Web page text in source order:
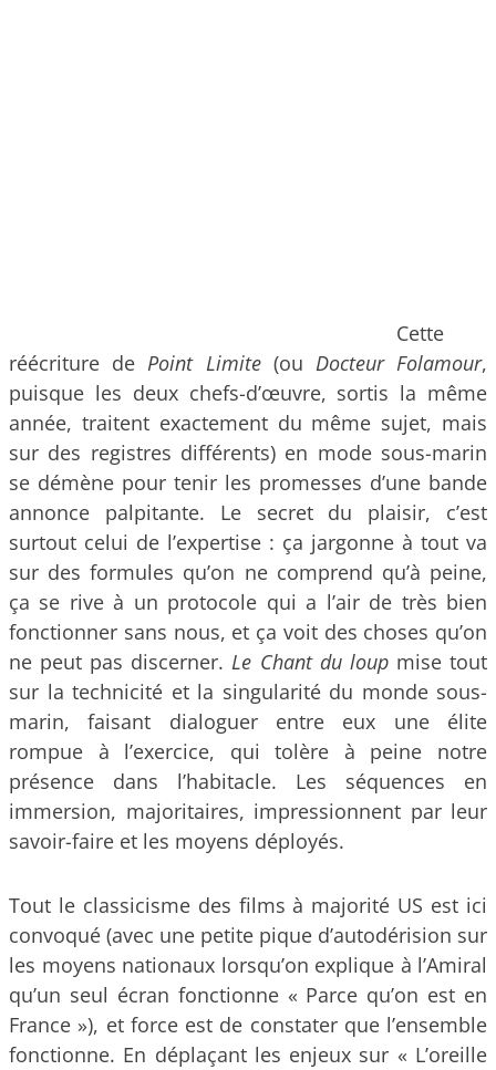
Cette
réécriture dePoint Limite(ou Docteur Folamour,
puisque les deux chefs-d’œuvre, sortis la même
année, traitent exactement du même sujet, mais
sur des registres différents) en mode sous-marin
se démène pour tenir les promesses d’une bande
annonce palpitante. Le secret du plaisir, c’est
surtout celui de l’expertise : ça jargonne à tout va
sur des formules qu’on ne comprend qu’à peine,
ça se rive à un protocole qui a l’air de très bien
fonctionner sans nous, et ça voit des choses qu’on
ne peut pas discerner.Le Chant du loupmise tout
sur la technicité et la singularité du monde sous-
marin, faisant dialoguer entre eux une élite
rompue à l’exercice, qui tolère à peine notre
présence dans l’habitacle. Les séquences en
immersion, majoritaires, impressionnent par leur
savoir-faire et les moyens déployés.
Tout le classicisme des films à majorité US est ici
convoqué (avec une petite pique d’autodérision sur
les moyens nationaux lorsqu’on explique à l’Amiral
qu’un seul écran fonctionne « Parce qu’on est en
France »), et force est de constater que l’ensemble
fonctionne. En déplaçant les enjeux sur « L’oreille